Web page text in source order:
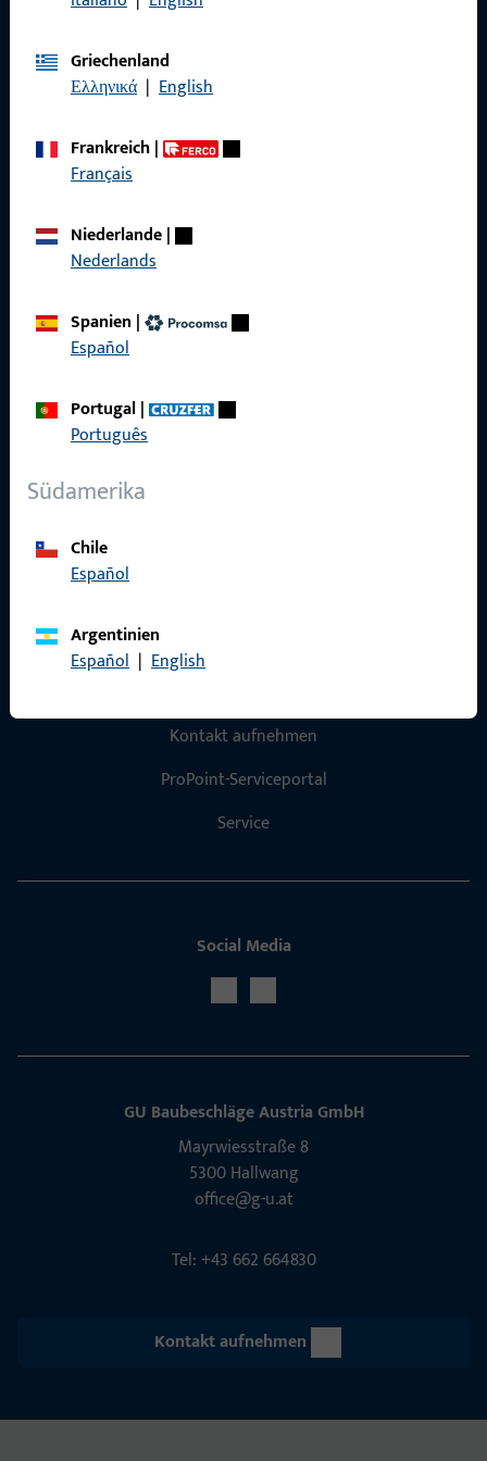
Griechenland
Ελληνικά | English
Frankreich|
Français
Niederlande|
Nederlands
Spanien |
Español
Portugal|
Português
Südamerika
Chile
Español
Argentinien
Español | English
Allgemeines
Schnelleinstieg
Kontakt aufnehmen
ProPoint-Serviceportal
Service
Social Media
GU Baubeschläge Aus­tria GmbH
Mayrwies­straße 8
5300 Hall­wang
office@g-u.at
Tel: +43 662 664830
Kontakt aufnehmen